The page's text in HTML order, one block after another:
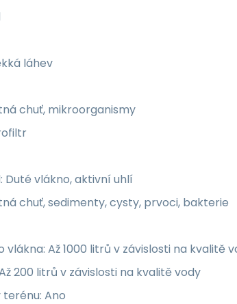
láhev
chuť, mikroorganismy
vlákno, aktivní uhlí
chuť, sedimenty, cysty, prvoci, bakterie
vlákna: Až 1000 litrů v závislosti na kvalitě
200 litrů v závislosti na kvalitě vody
Ano